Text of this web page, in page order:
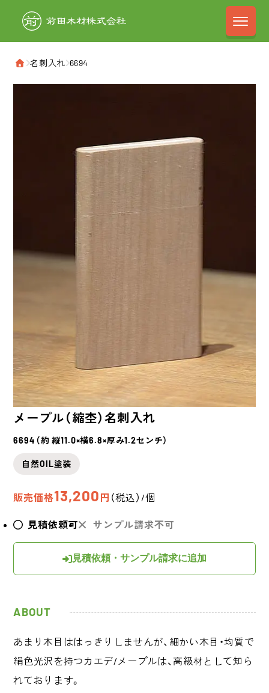
前田木材株式
ホーム
›名刺入れ›6694
メープル（縮杢）名刺入れ
6694（約 縦11.0×横6.8×厚み1.2センチ）
自然OIL塗装
販売価格13,200 円 （税込）/個
見積依頼可 サンプル請求不可
見積依頼・サンプル請求に追加
ABOUT
あまり木目ははっきりしませんが、細かい木目・均質で
絹色光沢を持つカエデ/メープルは、高級材として知ら
れております。